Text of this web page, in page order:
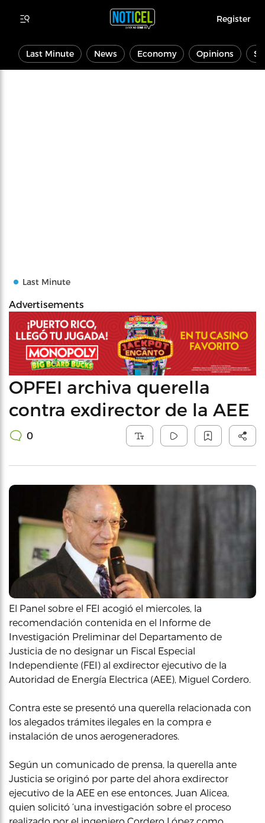
Register
Last Minute News Economy Opinions
Last Minute
Advertisements
OPFEI archiva querella
contra exdirector de la AEE
0
El Panel sobre el FEI acogió el miercoles, la
recomendación contenida en el Informe de
Investigación Preliminar del Departamento de
Justicia de no designar un Fiscal Especial
Independiente (FEI) al exdirector ejecutivo de la
Autoridad de Energía Electrica (AEE), Miguel Cordero.
Contra este se presentó una querella relacionada con
los alegados trámites ilegales en la compra e
instalación de unos aerogeneradores.
Según un comunicado de prensa, la querella ante
Justicia se originó por parte del ahora exdirector
ejecutivo de la AEE en ese entonces, Juan Alicea,
quien solicitó ‘una investigación sobre el proceso